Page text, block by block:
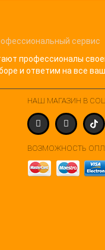
сервис
профессионалы
и ответим на все
НАШ МАГАЗИН В
ВОЗМОЖНОСТЬ